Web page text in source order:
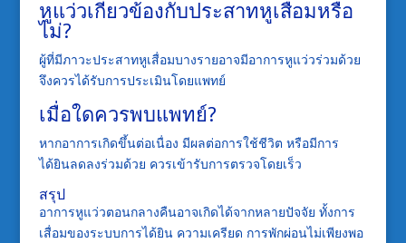
หูแว่วเกี่ยวข้องกับประสาทหูเสื่อมหรือ
ไม่?
ผู้ที่มีภาวะประสาทหูเสื่อมบางรายอาจมีอาการหูแว่วร่วมด้วย
จึงควรได้รับการประเมินโดยแพทย์
เมื่อใดควรพบแพทย์?
หากอาการเกิดขึ้นต่อเนื่อง มีผลต่อการใช้ชีวิต หรือมีการ
ได้ยินลดลงร่วมด้วย ควรเข้ารับการตรวจโดยเร็ว
สรุป
อาการหูแว่วตอนกลางคืนอาจเกิดได้จากหลายปัจจัย ทั้งการ
เสื่อมของระบบการได้ยิน ความเครียด การพักผ่อนไม่เพียงพอ